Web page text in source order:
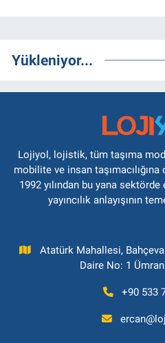
Yükleniyor...
Lojiyol, lojistik, tüm taşıma
mobilite ve insan
1992 yılından bu yana
yayıncılık anlayışının
Atatürk Mahallesi,
Daire No: 1
+90 533